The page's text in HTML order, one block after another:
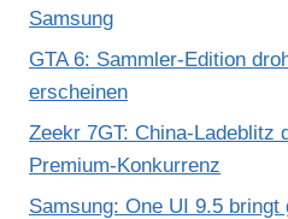
Samsung
GTA 6: Sammler-Edition
erscheinen
Zeekr 7GT: China-Ladeblitz
Premium-Konkurrenz
Samsung: One UI 9.5